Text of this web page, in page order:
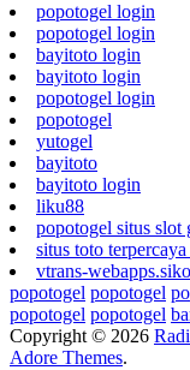
popotogel login
popotogel login
bayitoto login
bayitoto login
popotogel login
popotogel
yutogel
bayitoto
bayitoto login
liku88
popotogel situs slot
situs toto
vtrans-
popotogel popotogel
popotogel popotogel
Copyright © 2026
Adore Themes.